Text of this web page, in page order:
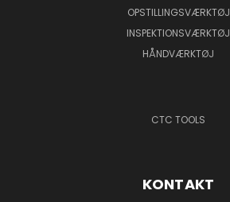
OPSTILLINGSVÆRKTØJ
INSPEKTIONSVÆRKTØJ
HÅNDVÆRKTØJ
CTC TOOLS
KONTAKT